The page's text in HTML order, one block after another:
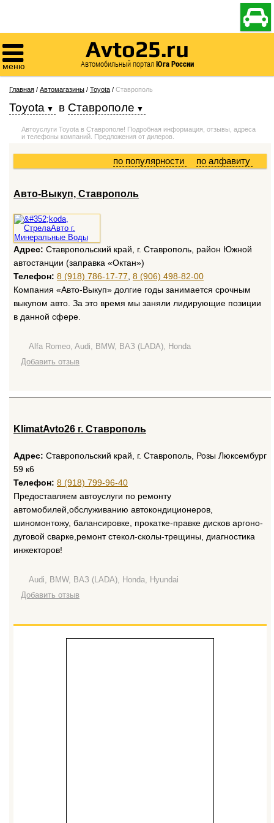


меню
Avto25.ru
Автомобильный порталЮга России
Главная / Автомагазины / Toyota / Ставрополь
Toyota в Ставрополе
Автоуслуги Toyota в Ставрополе! Подробная информация, отзывы, адреса
и телефоны компаний. Предложения от дилеров.
по алфавиту
по популярности
Авто-Выкуп, Ставрополь
Адрес: Ставропольский край, г. Ставрополь, район Южной
автостанции (заправка «Октан»)
Телефон: 8 (918) 786-17-77 8 (906) 498-82-00
Компания «Авто-Выкуп» долгие годы занимается срочным
выкупом авто. За это время мы заняли лидирующие позиции
в данной сфере.
Alfa Romeo, Audi, BMW, ВАЗ (LADA), Honda
Добавить отзыв
KlimatAvto26 г. Ставрополь
Адрес: Ставропольский край, г. Ставрополь, Розы Люксембург
59 к6
Телефон: 8 (918) 799-96-40
Предоставляем автоуслуги по ремонту
автомобилей,обслуживанию автокондиционеров,
шиномонтожу, балансировке, прокатке-правке дисков аргоно-
дуговой сварке,ремонт стекол-сколы-трещины, диагностика
инжекторов!
Audi, BMW, ВАЗ (LADA), Honda, Hyundai
Добавить отзыв